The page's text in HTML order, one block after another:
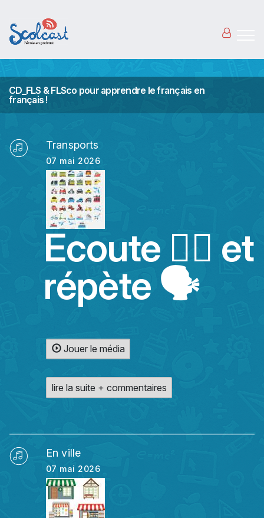
CD_FLS & FLSco pour apprendre le français en
français !
Transports
07 mai 2026
Ecoute 👂🏻 et
répète 🗣️
Jouer le média
lire la suite + commentaires
En ville
07 mai 2026